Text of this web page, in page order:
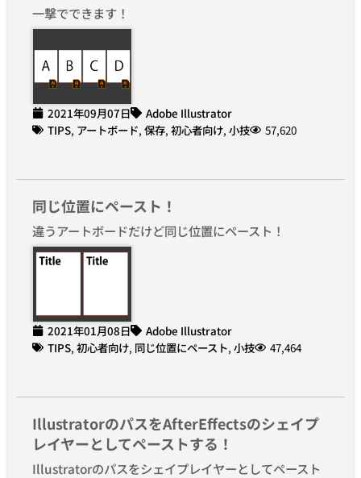
一撃でできます！
2021年09月07日
Adobe Illustrator
TIPS, アートボード, 保存, 初心者向け, 小技 57,620
同じ位置にペースト！
違うアートボードだけど同じ位置にペースト！
2021年01月08日
Adobe Illustrator
TIPS, 初心者向け, 同じ位置にペースト, 小技 47,464
IllustratorのパスをAfterEffectsのシェイプ
レイヤーとしてペーストする！
Illustratorのパスをシェイプレイヤーとしてペースト